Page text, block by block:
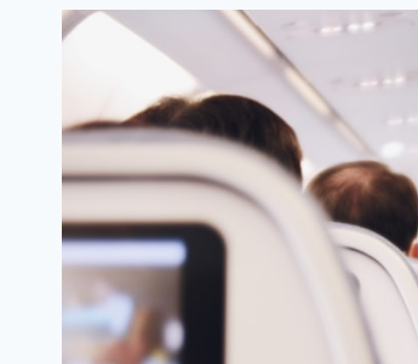
|
Biuro
Turystyczne
Online